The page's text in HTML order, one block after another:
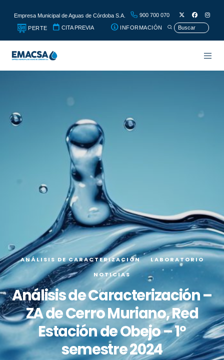
Empresa Municipal de Aguas de Córdoba S.A. 900 700 070
PERTE CITA PREVIA INFORMACIÓN
ANÁLISIS DE CARACTERIZACIÓN
LABORATORIO
NOTICIAS
Análisis de Caracterización –
ZA de Cerro Muriano, Red
Estación de Obejo – 1º
semestre 2024